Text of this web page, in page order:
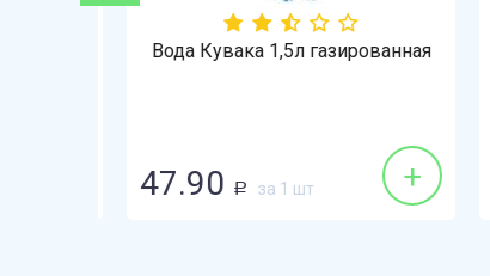
Вода Кувака 1,5л газированная
47.90 Р за 1 шт +